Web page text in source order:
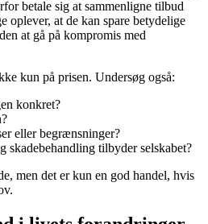
betale sig at sammenligne tilbud
oplever, at de kan spare betydelige
at gå på kompromis med
kun på prisen. Undersøg også:
konkret?
eller begrænsninger?
skadebehandling tilbyder selskabet?
men det er kun en god handel, hvis